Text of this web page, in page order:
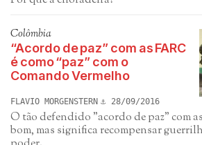
Colômbia
“Acordo de paz” com as FARC
é como “paz” com o
Comando Vermelho
FLAVIO MORGENSTERN 28/09/2016
O tão defendido "acordo de paz" com
bom, mas significa recompensar